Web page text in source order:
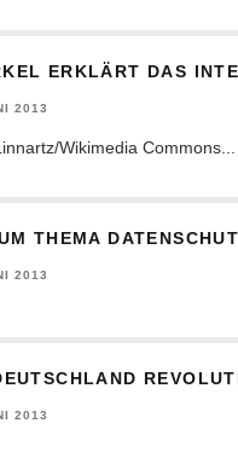
ERKLÄRT DAS
2013
Wikimedia Commons
THEMA
2013
2013